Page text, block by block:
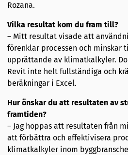
Rozana.
Vilka resultat kom du fram till?
– Mitt resultat visade att
förenklar processen och minskar
upprättande av klimatkalkyler.
Revit inte helt fullständiga och
beräkningar i Excel.
Hur önskar du att resultaten av
framtiden?
– Jag hoppas att resultaten från
att förbättra och effektivisera
klimatkalkyler inom